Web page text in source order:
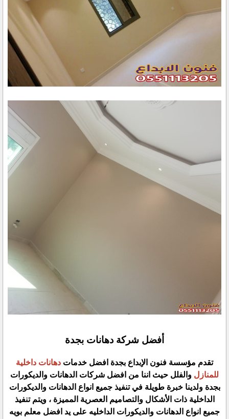
أفضل شركة دهانات بجدة
تقدم مؤسسة فنون الإبداع بجدة افضل خدمات دهانات داخلية
للمنازل والفلل حيث اننا من افضل شركات الدهانات والديكورات
بجدة ولدينا خبرة طويلة في تنفيذ جميع انواع الدهانات والديكورات
الداخلية ذات الأشكال والتصاميم العصرية المميزة ، ويتم تنفيذ
جميع انواع الدهانات والديكورات الداخليه على يد افضل معلم بويه